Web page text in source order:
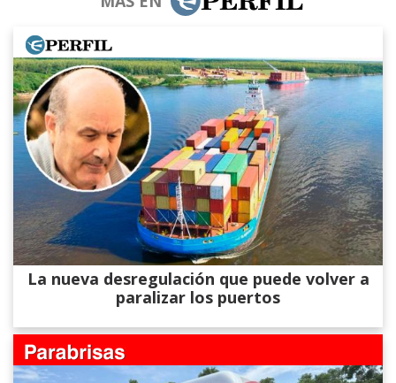
La nueva desregulación que puede volver a
paralizar los puertos